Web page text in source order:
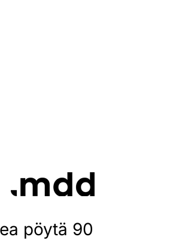
pöytä 90